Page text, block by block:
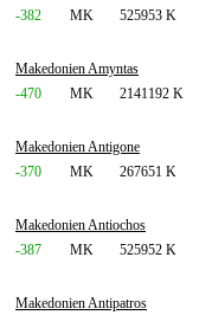
-382 MK 525953 K
Makedonien Amyntas
-470
MK 2141192 K
Makedonien Antigone
-370
MK 267651 K
Makedonien Antiochos
-387
MK 525952 K
Makedonien Antipatros